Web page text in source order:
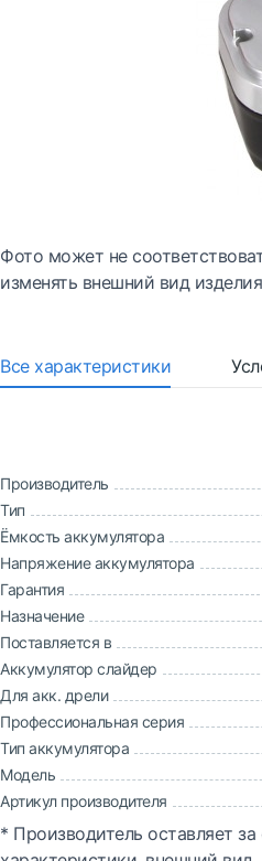
Фото может не
изменять внешний вид
Все характеристики
Производитель
Тип
Ёмкость аккумулятора
Напряжение аккумулятора
Гарантия
Назначение
Поставляется в
Аккумулятор слайдер
Для акк. дрели
Профессиональная серия
Тип аккумулятора
Модель
Артикул производителя
* Производитель оставляет